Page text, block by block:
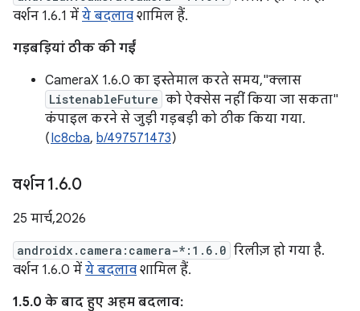
वर्शन 1.6.1 में ये बदलाव शामिल हैं.
गड़बड़ियां ठीक की गईं
CameraX 1.6.0 का इस्तेमाल करते समय, "क्लास
ListenableFuture को ऐक्सेस नहीं किया जा सकता"
कंपाइल करने से जुड़ी गड़बड़ी को ठीक किया गया.
(Ic8cba, b/497571473)
वर्शन 1.6.0
25 मार्च, 2026
androidx.camera:camera-*:1.6.0 रिलीज़ हो गया है.
वर्शन 1.6.0 में ये बदलाव शामिल हैं.
1.5.0 के बाद हुए अहम बदलाव: